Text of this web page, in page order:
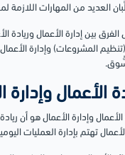
العديد من المهارات اللازمة
بين إدارة الأعمال وريادة
المشروعات) وإدارة
الأعمال وإدارة
وإدارة الأعمال هو أن
الأعمال تهتم بإدارة